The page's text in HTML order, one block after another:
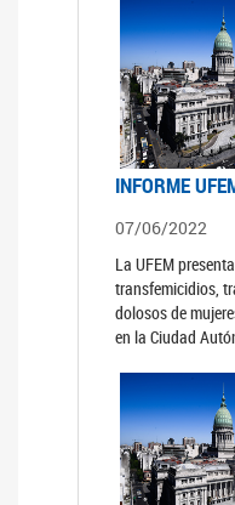
INFORME
07/06/2022
La UFEM
transfemicidios,
dolosos de
en la Ciudad